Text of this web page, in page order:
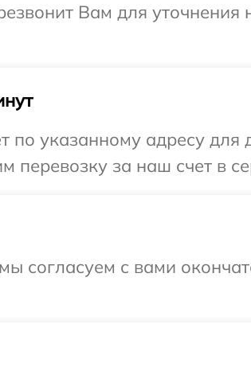
Вам для
указанному адресу для
перевозку за наш счет в
согласуем с вами